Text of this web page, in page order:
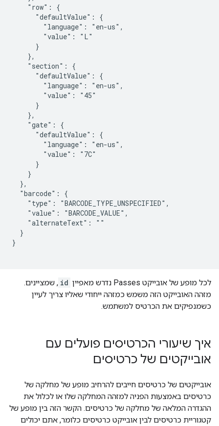
    "row": {
      "defaultValue": {
        "language": "en-us",
        "value": "L"
      }
    },
    "section": {
      "defaultValue": {
        "language": "en-us",
        "value": "45"
      }
    },
    "gate": {
      "defaultValue": {
        "language": "en-us",
        "value": "7C"
      }
    }
  },
  "barcode": {
    "type": "BARCODE_TYPE_UNSPECIFIED",
    "value": "BARCODE_VALUE",
    "alternateText": ""
  }
}
לכל מופע של אובייקט Passes נדרש מאפיין id , שמציינים.
מזהה האובייקט הזה משמש כמזהה ייחודי שאליו צריך לעיין
כשמנפיקים את הכרטיס למשתמש.
איך שיעורי הכרטיסים פועלים עם
אובייקטים של כרטיסים
אובייקטים של כרטיסים חייבים להרחיב מופע של מחלקה של
כרטיסים באמצעות הפניה למזהה המחלקה שלו או לכלול את
ההגדרה המלאה של מחלקה של כרטיסים. הקשר הזה בין מופע של
קטגוריית כרטיסים לבין אובייקט כרטיסים כלומר, אתם יכולים